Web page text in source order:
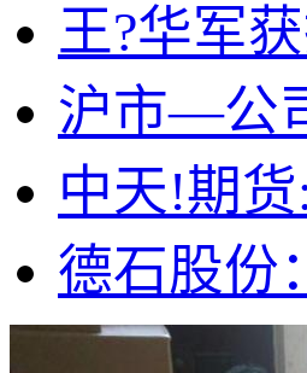
王?华军
沪市—公
中天!期
德石股份